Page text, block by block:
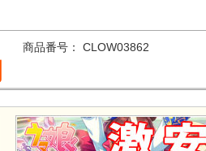
商品番号： CLOW03862